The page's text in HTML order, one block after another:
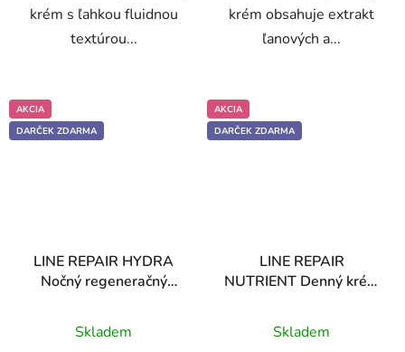
krém s ľahkou fluidnou
textúrou...
krém obsahuje extrakt
ľanových a...
AKCIA
DARČEK ZDARMA
LINE REPAIR HYDRA
Nočný regeneračný
mliečnou
hodnotenie
Skladem
AKCIA
DARČEK ZDARMA
LINE REPAIR
NUTRIENT Denný krém
hodnotenie
Skladem